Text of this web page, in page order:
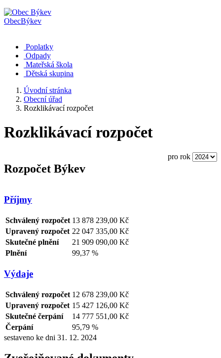
ObecBýkev
Poplatky
Odpady
Mateřská škola
Dětská skupina
Úvodní stránka
Obecní úřad
Rozklikávací rozpočet
Rozklikávací rozpočet
pro rok
Rozpočet Býkev
Příjmy
Schválený rozpočet 13 878 239,00 Kč
Upravený rozpočet 22 047 335,00 Kč
Skutečné plnění
21 909 090,00 Kč
Plnění
99,37 %
Výdaje
Schválený rozpočet 12 678 239,00 Kč
Upravený rozpočet 15 427 126,00 Kč
Skutečné čerpání
14 777 551,00 Kč
Čerpání
95,79 %
sestaveno ke dni 31. 12. 2024